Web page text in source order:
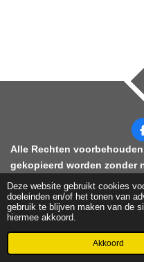
Deze website gebruikt cookies
doeleinden en/of het tonen van
gebruik te blijven maken van de
hiermee akkoord.
Akkoord
Alle Rechten
gekopieerd worden zonder
2021 KDC Ontruimingen
Telefoonnummer